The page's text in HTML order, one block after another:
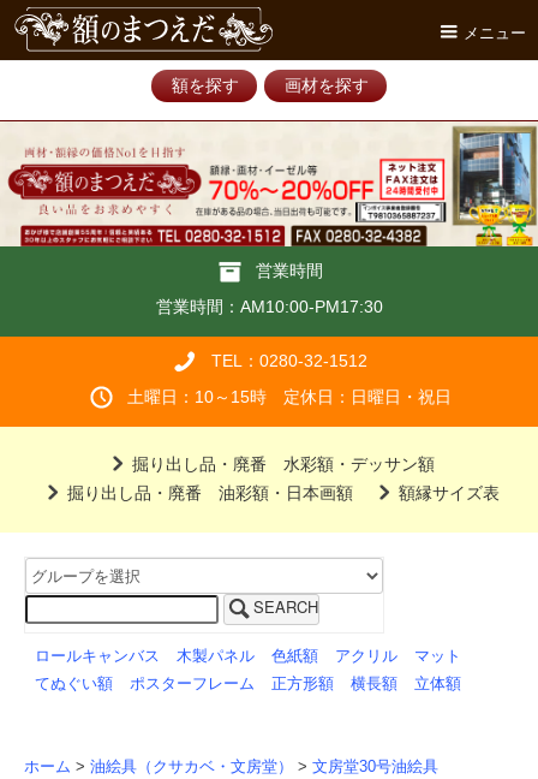
メニュー
額を探す 画材を探す
営業時間
営業時間：AM10:00-PM17:30
TEL：0280-32-1512
土曜日：10～15時 定休日：日曜日・祝日
掘り出し品・廃番 水彩額・デッサン額
掘り出し品・廃番 油彩額・日本画額
額縁サイズ表
SEARCH
ロールキャンバス 木製パネル 色紙額 アクリル
マット
てぬぐい額
ポスターフレーム 正方形額 横長額 立体額
ホーム > 油絵具（クサカベ・文房堂） > 文房堂30号油絵具